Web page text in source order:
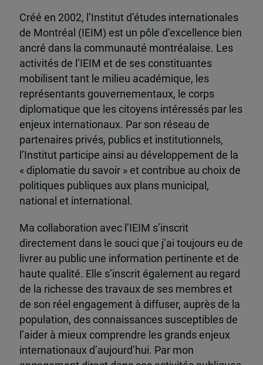
Créé en 2002, l’Institut d’études internationales
de Montréal (IEIM) est un pôle d’excellence bien
ancré dans la communauté montréalaise. Les
activités de l’IEIM et de ses constituantes
mobilisent tant le milieu académique, les
représentants gouvernementaux, le corps
diplomatique que les citoyens intéressés par les
enjeux internationaux. Par son réseau de
partenaires privés, publics et institutionnels,
l’Institut participe ainsi au développement de la
« diplomatie du savoir » et contribue au choix de
politiques publiques aux plans municipal,
national et international.
Ma collaboration avec l’IEIM s’inscrit
directement dans le souci que j’ai toujours eu de
livrer au public une information pertinente et de
haute qualité. Elle s’inscrit également au regard
de la richesse des travaux de ses membres et
de son réel engagement à diffuser, auprès de la
population, des connaissances susceptibles de
l’aider à mieux comprendre les grands enjeux
internationaux d’aujourd’hui. Par mon